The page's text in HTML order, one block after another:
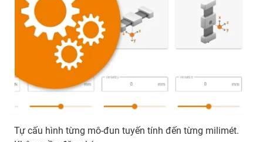
Tự cấu hình từng mô-đun tuyến tính đến từng milimét.